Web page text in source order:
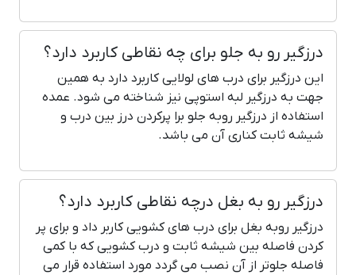
درزگیر رو به جلو برای چه نقاطی کاربرد دارد؟
این درزگیر برای درب های لولایی کاربرد دارد به همین
جهت به درزگیر لبه استوپی نیز شناخته می شود. عمده
استفاده از درزگیر روبه جلو برا پرکردن درز بین درب و
شیشه ثابت کناری آن می باشد.
درزگیر رو به بغل درچه نقاطی کاربرد دارد؟
درزگیر روبه بغل برای درب های کشویی کاربر داد و برای پر
کردن فاصله بین شیشه ثابت و درب کشویی که با کمی
فاصله جلوتر از آن نصب می گردد مورد استفاده قرار می